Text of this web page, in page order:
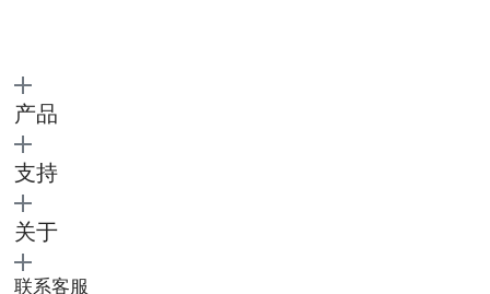
如果以上方法都没有解决问题，可能需要更换录音设备，例如麦克风或内
置麦克风。有时候设备老化或损坏也会导致电流声。
产品
支持
关于
联系客服